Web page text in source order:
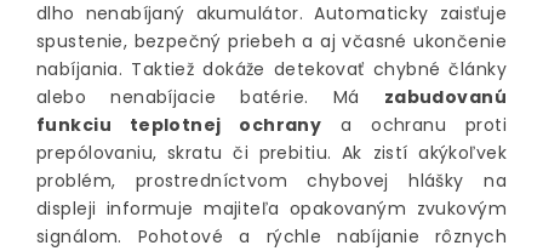
dlho nenabíjaný akumulátor. Automaticky zaisťuje
spustenie, bezpečný priebeh a aj včasné ukončenie
nabíjania. Taktiež dokáže detekovať chybné články
alebo nenabíjacie batérie. Má
zabudovanú
funkciu teplotnej ochrany
a ochranu proti
prepólovaniu, skratu či prebitiu. Ak zistí akýkoľvek
problém, prostredníctvom chybovej hlášky na
displeji informuje majiteľa opakovaným zvukovým
signálom. Pohotové a rýchle nabíjanie rôznych